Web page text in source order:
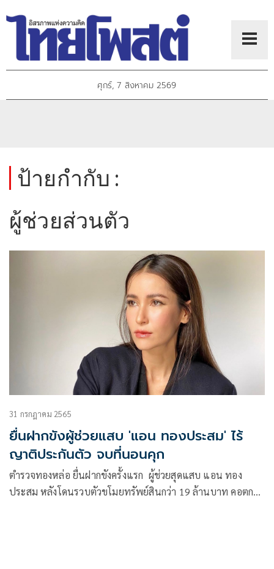
ศุกร์, 7 สิงหาคม 2569
ป้ายกำกับ :
ผู้ช่วยส่วนตัว
31 กรกฎาคม 2565
ยื่นฝากขังผู้ช่วยแสบ 'แอน ทองประสม' ไร้
ญาติประกันตัว จบที่นอนคุก
ตำรวจทองหล่อ ยื่นฝากขังครั้งแรก ผู้ช่วยสุดแสบ แอน ทอง
ประสม หลังโดนรวบตัวขโมยทรัพย์สินกว่า 19 ล้านบาท คอตกไร้